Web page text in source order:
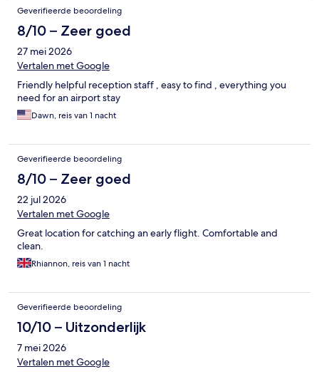
Geverifieerde beoordeling
8/10 – Zeer goed
27 mei 2026
Vertalen met Google
Friendly helpful reception staff , easy to find , everything you
need for an airport stay
Dawn, reis van 1 nacht
Geverifieerde beoordeling
8/10 – Zeer goed
22 jul 2026
Vertalen met Google
Great location for catching an early flight. Comfortable and
clean.
Rhiannon, reis van 1 nacht
Geverifieerde beoordeling
10/10 – Uitzonderlijk
7 mei 2026
Vertalen met Google